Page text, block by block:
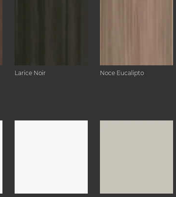
Larice Noir Noce Eucalipto